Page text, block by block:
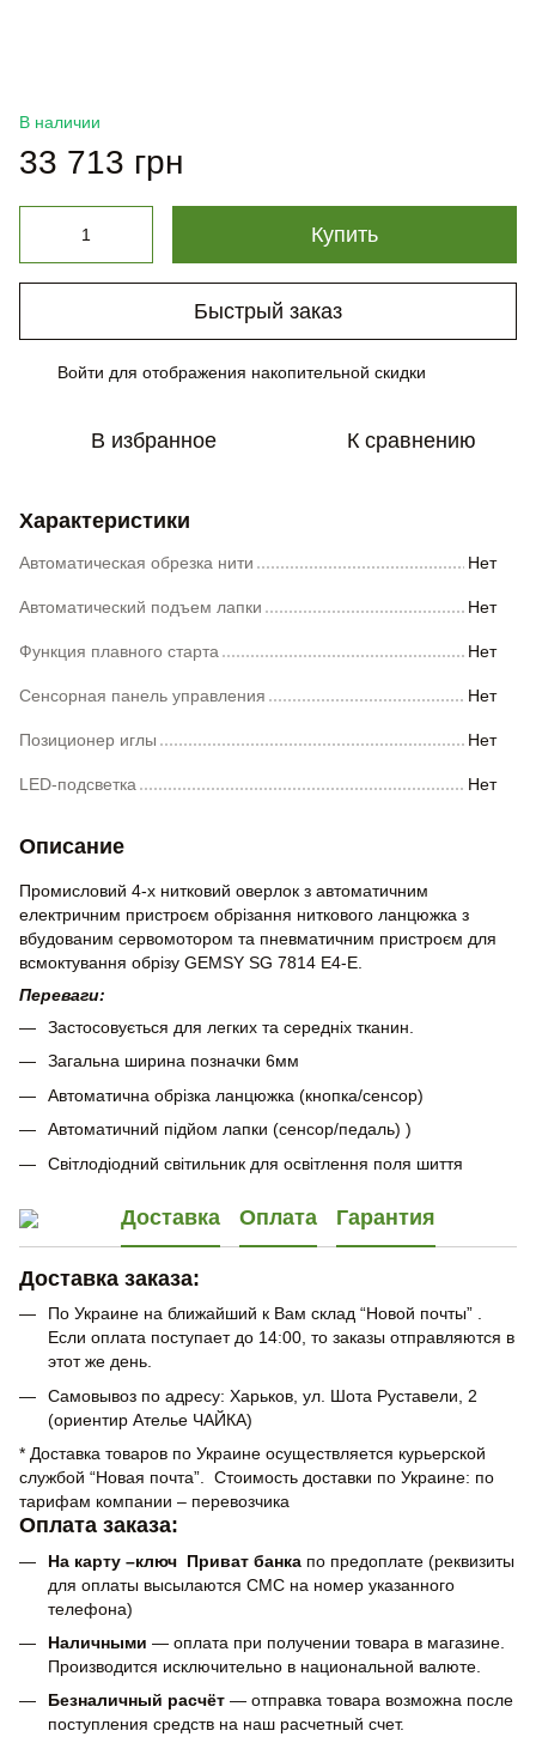
В наличии
33 713 грн
Купить
Быстрый заказ
Войти для отображения накопительной скидки
В избранное К сравнению
Характеристики
Автоматическая обрезка нити Нет
Автоматический подъем лапки Нет
Функция плавного старта Нет
Сенсорная панель управления Нет
Позиционер иглы Нет
LED-подсветка Нет
Описание
Промисловий 4-х нитковий оверлок з автоматичним
електричним пристроєм обрізання ниткового ланцюжка з
вбудованим сервомотором та пневматичним пристроєм для
всмоктування обрізу GEMSY SG 7814 E4-E.
Переваги:
Застосовується для легких та середніх тканин.
Загальна ширина позначки 6мм
Автоматична обрізка ланцюжка (кнопка/сенсор)
Автоматичний підйом лапки (сенсор/педаль) )
Світлодіодний світильник для освітлення поля шиття
Доставка Оплата Гарантия
Доставка заказа:
По Украине на ближайший к Вам склад “Новой почты” .
Если оплата поступает до 14:00, то заказы отправляются в
этот же день.
Самовывоз по адресу: Харьков, ул. Шота Руставели, 2
(ориентир Ателье ЧАЙКА)
* Доставка товаров по Украине осуществляется курьерской
службой “Новая почта”. Стоимость доставки по Украине: по
тарифам компании – перевозчика
Оплата заказа:
На карту –ключ Приват банка по предоплате (реквизиты
для оплаты высылаются СМС на номер указанного
телефона)
Наличными — оплата при получении товара в магазине.
Производится исключительно в национальной валюте.
Безналичный расчёт — отправка товара возможна после
поступления средств на наш расчетный счет.